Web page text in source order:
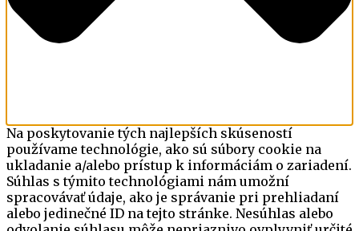
Na poskytovanie tých najlepších skúseností
používame technológie, ako sú súbory cookie na
ukladanie a/alebo prístup k informáciám o zariadení.
Súhlas s týmito technológiami nám umožní
spracovávať údaje, ako je správanie pri prehliadaní
alebo jedinečné ID na tejto stránke. Nesúhlas alebo